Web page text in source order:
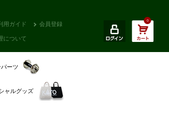
用ガイド 会員登録
について
0
ーツ
ャルグッズ